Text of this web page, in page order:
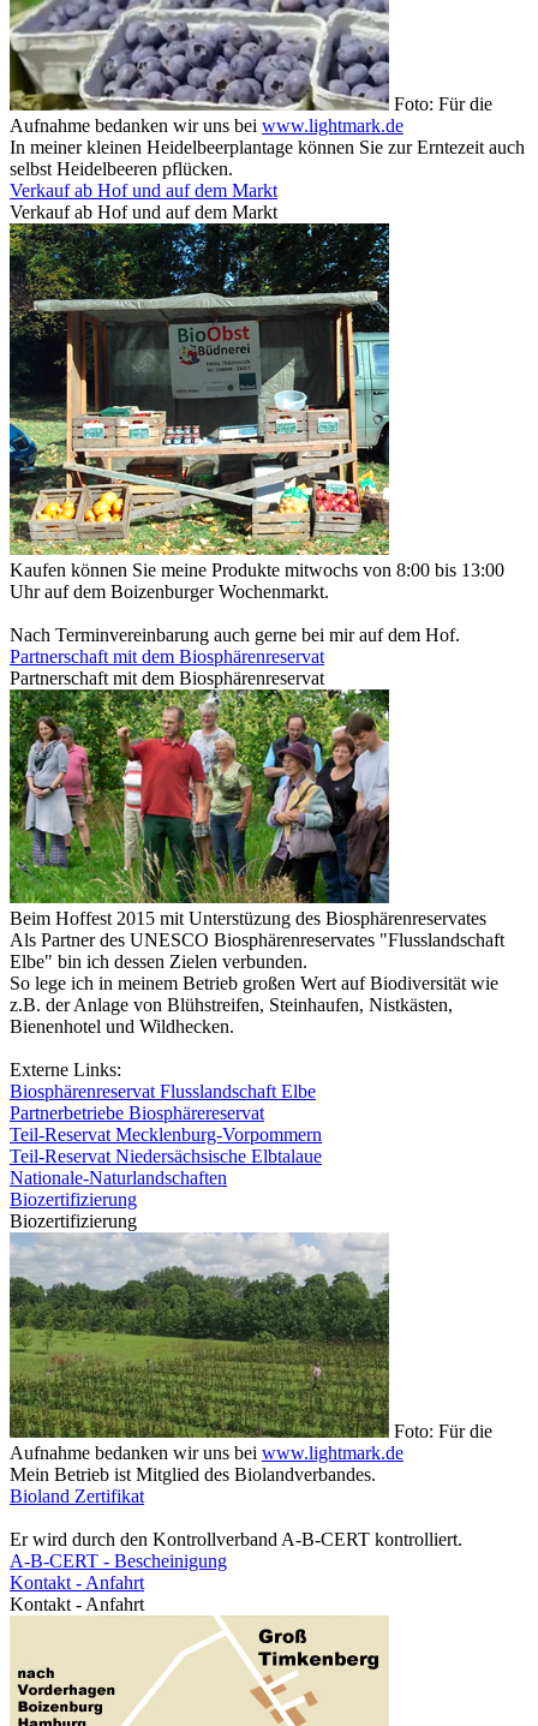
Foto: Für die
Aufnahme bedanken wir uns bei www.lightmark.de
In meiner kleinen Heidelbeerplantage können Sie zur Erntezeit auch
selbst Heidelbeeren pflücken.
Verkauf ab Hof und auf dem Markt
Verkauf ab Hof und auf dem Markt
Kaufen können Sie meine Produkte mitwochs von 8:00 bis 13:00
Uhr auf dem Boizenburger Wochenmarkt.
Nach Terminvereinbarung auch gerne bei mir auf dem Hof.
Partnerschaft mit dem Biosphärenreservat
Partnerschaft mit dem Biosphärenreservat
Beim Hoffest 2015 mit Unterstüzung des Biosphärenreservates
Als Partner des UNESCO Biosphärenreservates "Flusslandschaft
Elbe" bin ich dessen Zielen verbunden.
So lege ich in meinem Betrieb großen Wert auf Biodiversität wie
z.B. der Anlage von Blühstreifen, Steinhaufen, Nistkästen,
Bienenhotel und Wildhecken.
Externe Links:
Biosphärenreservat Flusslandschaft Elbe
Partnerbetriebe Biosphärereservat
Teil-Reservat Mecklenburg-Vorpommern
Teil-Reservat Niedersächsische Elbtalaue
Nationale-Naturlandschaften
Biozertifizierung
Biozertifizierung
Foto: Für die
Aufnahme bedanken wir uns bei www.lightmark.de
Mein Betrieb ist Mitglied des Biolandverbandes.
Bioland Zertifikat
Er wird durch den Kontrollverband A-B-CERT kontrolliert.
A-B-CERT - Bescheinigung
Kontakt - Anfahrt
Kontakt - Anfahrt